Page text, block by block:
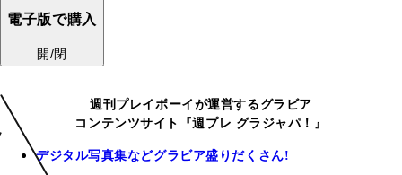
電子版で購入
開/閉
週刊プレイボーイが運営するグラビア
コンテンツサイト『週プレ グラジャパ！』
デジタル写真集などグラビア盛りだくさん!